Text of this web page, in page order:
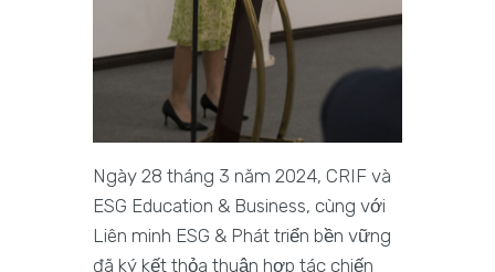
Ngày 28 tháng 3 năm 2024, CRIF và
ESG Education & Business, cùng với
Liên minh ESG & Phát triển bền vững
đã ký kết thỏa thuận hợp tác chiến